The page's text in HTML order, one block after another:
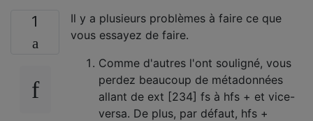
1
Il y a plusieurs problèmes à faire ce que
vous essayez de faire.
Comme d'autres l'ont souligné, vous
perdez beaucoup de métadonnées
allant de ext [234] fs à hfs + et vice-
versa. De plus, par défaut, hfs +